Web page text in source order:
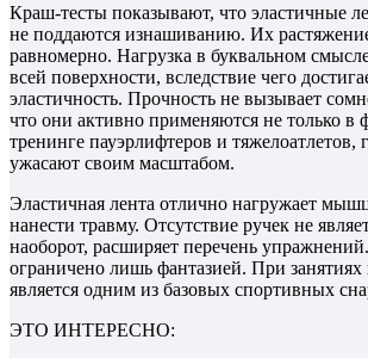
Краш-тесты показывают, что эластичные
не поддаются изнашиванию. Их
равномерно. Нагрузка в буквальном смысле
всей поверхности, вследствие чего
эластичность. Прочность не вызывает
что они активно применяются не только в
тренинге пауэрлифтеров и тяжелоатлетов,
ужасают своим масштабом.
Эластичная лента отлично нагружает
нанести травму. Отсутствие ручек не
наоборот, расширяет перечень упражнений.
ограничено лишь фантазией. При занятиях
является одним из базовых спортивных
ЭТО ИНТЕРЕСНО: